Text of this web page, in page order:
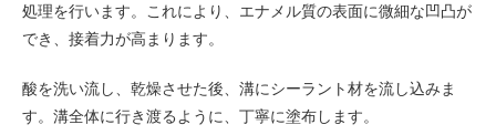
処理を行います。これにより、エナメル質の表面に微細な凹凸が
でき、接着力が高まります。
酸を洗い流し、乾燥させた後、溝にシーラント材を流し込みま
す。溝全体に行き渡るように、丁寧に塗布します。